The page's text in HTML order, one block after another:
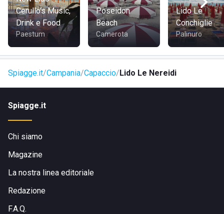
la costa, si può scendere in spiaggia a piedi in pochi minuti.
Cerullo's Music,
Drink e Food
Paestum
Poseidon
Beach
Camerota
Lido Le
Conchiglie
Palinuro
Spiagge.it Campania Capaccio Lido Le Nereidi
Spiagge.it
Chi siamo
Magazine
La nostra linea editoriale
Redazione
F.A.Q.